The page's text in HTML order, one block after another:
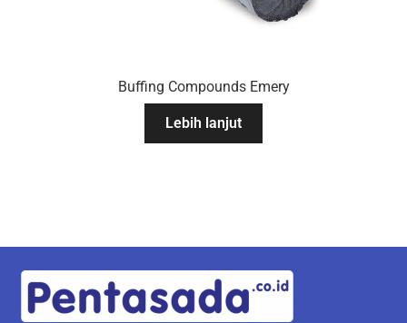
Buffing Compounds Emery
Lebih lanjut